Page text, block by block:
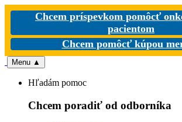
Chcem príspevkom pomôcť
pacientom
Chcem pomôcť kúpou
Menu ▲
Hľadám pomoc
Chcem poradiť od odborníka